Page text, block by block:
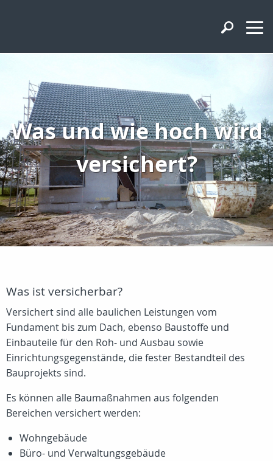
Was und wie hoch wird
versichert?
Was ist versicherbar?
Versichert sind alle baulichen Leistungen vom
Fundament bis zum Dach, ebenso Baustoffe und
Einbauteile für den Roh- und Ausbau sowie
Einrichtungsgegenstände, die fester Bestandteil des
Bauprojekts sind.
Es können alle Baumaßnahmen aus folgenden
Bereichen versichert werden:
Wohngebäude
Büro- und Verwaltungsgebäude